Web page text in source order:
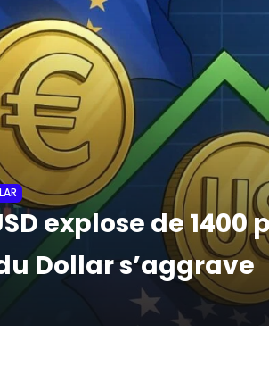
explose de
Dollar s’aggrave